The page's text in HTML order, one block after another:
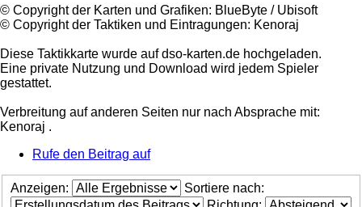
©️ Copyright der Karten und Grafiken: BlueByte / Ubisoft
©️ Copyright der Taktiken und Eintragungen: Kenoraj
Diese Taktikkarte wurde auf dso-karten.de hochgeladen.
Eine private Nutzung und Download wird jedem Spieler
gestattet.
Verbreitung auf anderen Seiten nur nach Absprache mit:
Kenoraj .
Rufe den Beitrag auf
Anzeigen:
Sortiere nach: